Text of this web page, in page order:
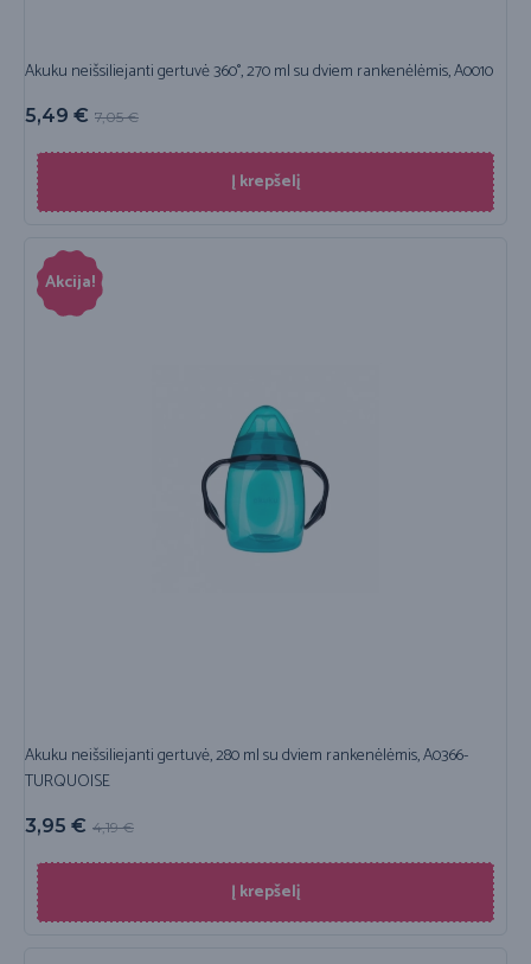
Akuku neišsiliejanti gertuvė 360°, 270 ml su dviem rankenėlėmis, A0010
7,05€
5,49 €
Į krepšelį
Akcija!
Akuku neišsiliejanti gertuvė, 280 ml su dviem rankenėlėmis, A0366-
TURQUOISE
4,19€
3,95 €
Į krepšelį